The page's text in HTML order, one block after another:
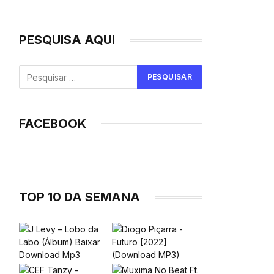
PESQUISA AQUI
FACEBOOK
TOP 10 DA SEMANA